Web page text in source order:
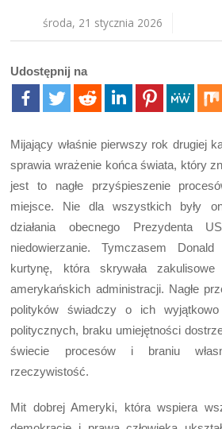
środa, 21 stycznia 2026
Udostępnij na
Mijający właśnie pierwszy rok drugiej
sprawia wrażenie końca świata, który
jest to nagłe przyśpieszenie
miejsce. Nie dla wszystkich były
działania obecnego Prezydenta
niedowierzanie. Tymczasem
kurtynę, która skrywała zakulisowe
amerykańskich administracji. Nagłe
polityków świadczy o ich
politycznych, braku umiejętności
świecie procesów i braniu
rzeczywistość.
Mit dobrej Ameryki, która wspiera